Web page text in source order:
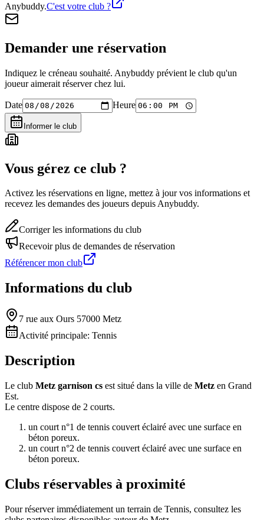
Anybuddy.C'est votre club ?
Demander une réservation
Indiquez le créneau souhaité. Anybuddy prévient le club qu'un
joueur aimerait réserver chez lui.
Date Heure
Informer le club
Vous gérez ce club ?
Activez les réservations en ligne, mettez à jour vos informations et
recevez les demandes des joueurs depuis Anybuddy.
Corriger les informations du club
Recevoir plus de demandes de réservation
Référencer mon club
Informations du club
7 rue aux Ours 57000 Metz
Activité principale: Tennis
Description
Le club Metz garnison cs est situé dans la ville de Metz en Grand
Est.
Le centre dispose de 2 courts.
un court n°1 de tennis couvert éclairé avec une surface en
béton poreux.
un court n°2 de tennis couvert éclairé avec une surface en
béton poreux.
Clubs réservables à proximité
Pour réserver immédiatement un terrain de Tennis, consultez les